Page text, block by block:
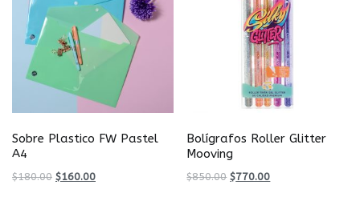
Sobre Plastico FW Pastel
A4
$180.00 $160.00
Bolígrafos Roller Glitter
Mooving
$850.00 $770.00